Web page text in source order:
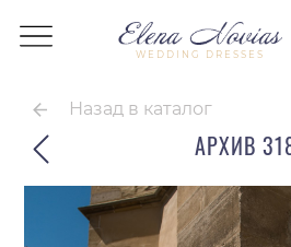
WEDDING DRESSES
Назад в каталог
АРХИВ